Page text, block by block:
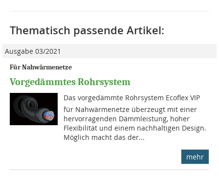
Thematisch passende Artikel:
Ausgabe 03/2021
Für Nahwärmenetze
Vorgedämmtes Rohrsystem
Das vorgedämmte Rohrsystem Ecoflex VIP
für Nahwärmenetze überzeugt mit einer
hervorragenden Dämmleistung, hoher
Flexibilität und einem nachhaltigen Design.
Möglich macht das der...
mehr